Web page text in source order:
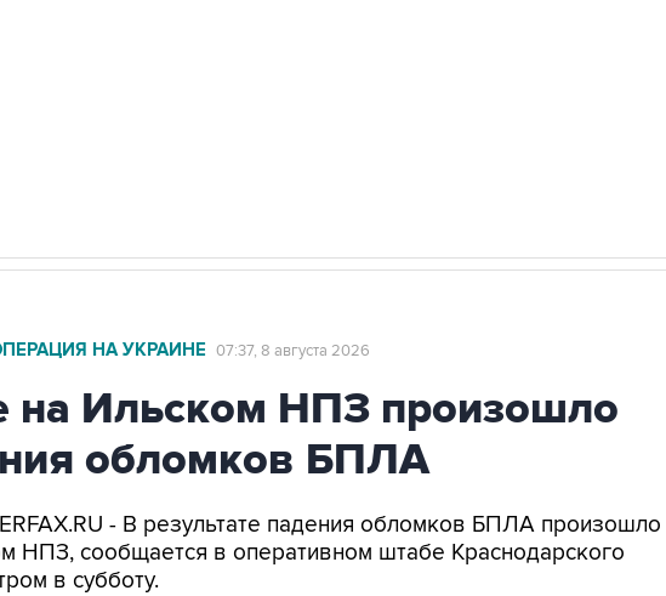
НА УКРАИНЕ 07:37, 8 августа 2026
на Ильском НПЗ произошло
обломков БПЛА
- В результате падения обломков БПЛА произошло
НПЗ, сообщается в оперативном штабе Краснодарского
в субботу.